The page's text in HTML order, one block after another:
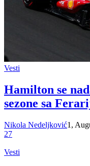
Vesti
Hamilton se
sezone sa
Nikola Nedeljković1,
27
Vesti